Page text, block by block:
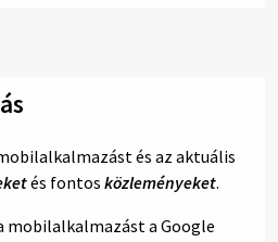
és az aktuális
és fontos közleményeket.